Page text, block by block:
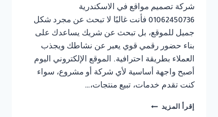
شركة تصميم مواقع في الاسكندرية
01062450736 فأنت غالبًا لا تبحث عن مجرد شكل
جميل للموقع، بل تبحث عن شريك يساعدك على
بناء حضور رقمي قوي يعبر عن نشاطك ويجذب
العملاء بطريقة احترافية. الموقع الإلكتروني اليوم
أصبح واجهة أساسية لأي شركة أو مشروع، سواء
كنت تقدم خدمات، تبيع منتجات،…
إقرأ المزيد شركة